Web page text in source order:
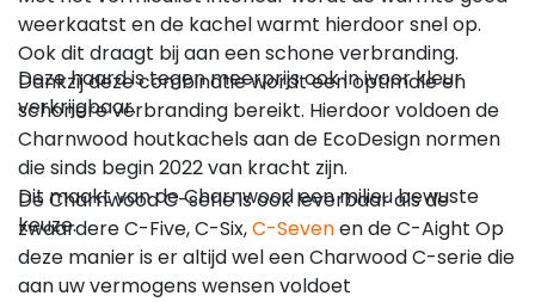
weerkaatst en de kachel warmt hierdoor snel op.
Ook dit draagt bij aan een schone verbranding.
Dankzij deze combinatie wordt een optimale en
schonere verbranding bereikt. Hierdoor voldoen de
Charnwood houtkachels aan de EcoDesign normen
die sinds begin 2022 van kracht zijn.
Dit maakt van de Charnwood een milieu bewuste
keuze.
Deze haard is tegen meerprijs ook in ivoor kleur
verkrijgbaar.
De Charnwood C-serie is ook leverbaar als de
zwaardere C-Five, C-Six,C-Sevenen de C-Aight Op
deze manier is er altijd wel een Charwood C-serie die
aan uw vermogens wensen voldoet